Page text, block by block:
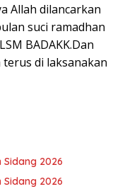
Allah dilancarkan
suci ramadhan
BADAKK.Dan
di laksanakan
Sidang 2026
Sidang 2026